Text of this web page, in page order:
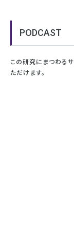
PODCAST
この研究にまつわる
ただけます。